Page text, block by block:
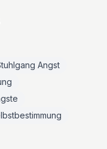
Angst